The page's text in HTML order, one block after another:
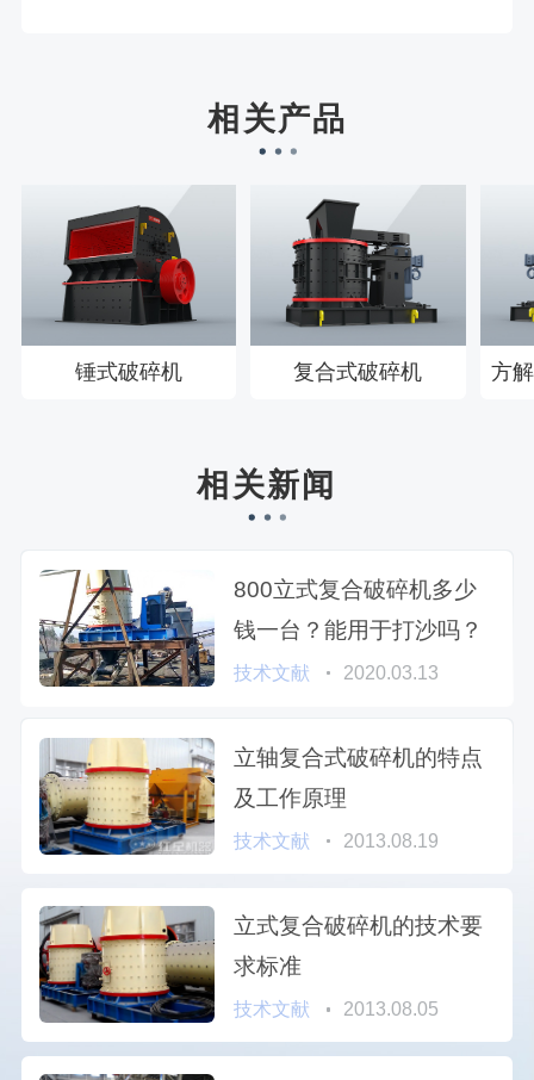
徐先生132****0391刚刚预约成功！
相关产品
锤式破碎机 复合式破碎机 方
相关新闻
800立式复合破碎机多少
钱一台？能用于打沙吗？
技术文献 2020.03.13
立轴复合式破碎机的特点
及工作原理
技术文献 2013.08.19
立式复合破碎机的技术要
求标准
技术文献 2013.08.05